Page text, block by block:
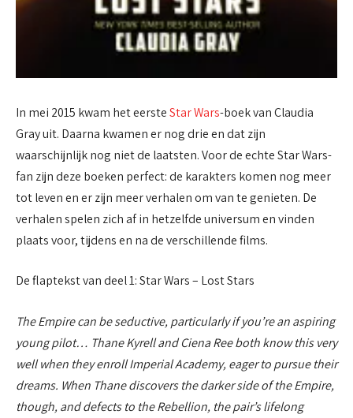
In mei 2015 kwam het eersteStar Wars-boek van Claudia
Gray uit. Daarna kwamen er nog drie en dat zijn
waarschijnlijk nog niet de laatsten. Voor de echte Star Wars-
fan zijn deze boeken perfect: de karakters komen nog meer
tot leven en er zijn meer verhalen om van te genieten. De
verhalen spelen zich af in hetzelfde universum en vinden
plaats voor, tijdens en na de verschillende films.
De flaptekst van deel 1: Star Wars – Lost Stars
The Empire can be seductive, particularly if you’re an aspiring
young pilot… Thane Kyrell and Ciena Ree both know this very
well when they enroll Imperial Academy, eager to pursue their
dreams. When Thane discovers the darker side of the Empire,
though, and defects to the Rebellion, the pair’s lifelong